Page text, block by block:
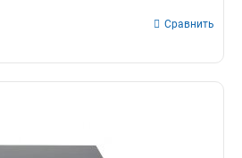
Сравнить